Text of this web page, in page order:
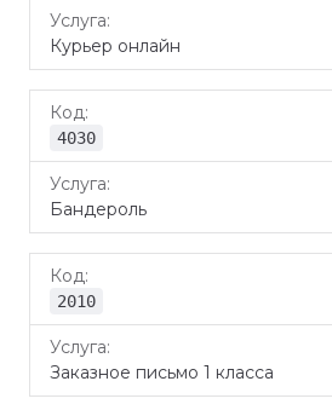
Курьер онлайн
4030
Бандероль
2010
Заказное письмо 1 класса